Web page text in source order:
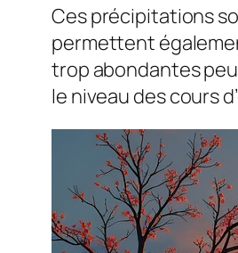
Ces précipitations
permettent
trop abondantes
le niveau des cours